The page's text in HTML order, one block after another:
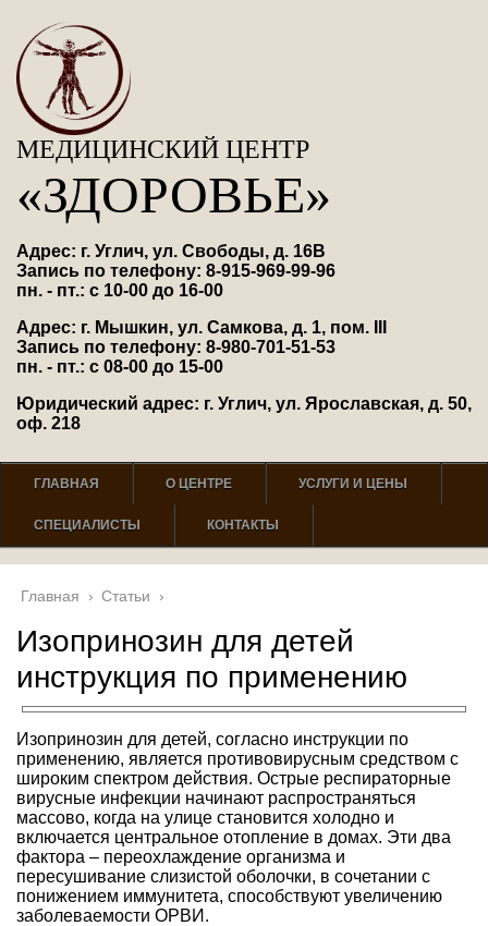
МЕДИЦИНСКИЙ ЦЕНТР
«ЗДОРОВЬЕ»
Адрес: г. Углич, ул. Свободы, д. 16В
Запись по телефону: 8-915-969-99-96
пн. - пт.: с 10-00 до 16-00
Адрес: г. Мышкин, ул. Самкова, д. 1, пом. III
Запись по телефону: 8-980-701-51-53
пн. - пт.: с 08-00 до 15-00
Юридический адрес: г. Углич, ул. Ярославская, д. 50,
оф. 218
ГЛАВНАЯ О ЦЕНТРЕ УСЛУГИ И ЦЕНЫ
СПЕЦИАЛИСТЫ КОНТАКТЫ
Главная › Статьи ›
Изопринозин для детей
инструкция по применению
Изопринозин для детей, согласно инструкции по
применению, является противовирусным средством с
широким спектром действия. Острые респираторные
вирусные инфекции начинают распространяться
массово, когда на улице становится холодно и
включается центральное отопление в домах. Эти два
фактора – переохлаждение организма и
пересушивание слизистой оболочки, в сочетании с
понижением иммунитета, способствуют увеличению
заболеваемости ОРВИ.